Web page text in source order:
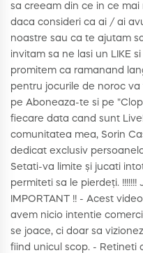
sa creeam din ce in ce
daca consideri ca ai / ai
noastre sau ca te ajutam
invitam sa ne lasi un LIKE
promitem ca ramanand
pentru jocurile de noroc
pe Aboneaza-te si pe
fiecare data cand sunt
comunitatea mea, Sorin
dedicat exclusiv
Setati-va limite și jucati
permiteti sa le pierdeți. !!!!!!!
IMPORTANT !! - Acest
avem nicio intentie
se joace, ci doar sa
fiind unicul scop. - Retineti